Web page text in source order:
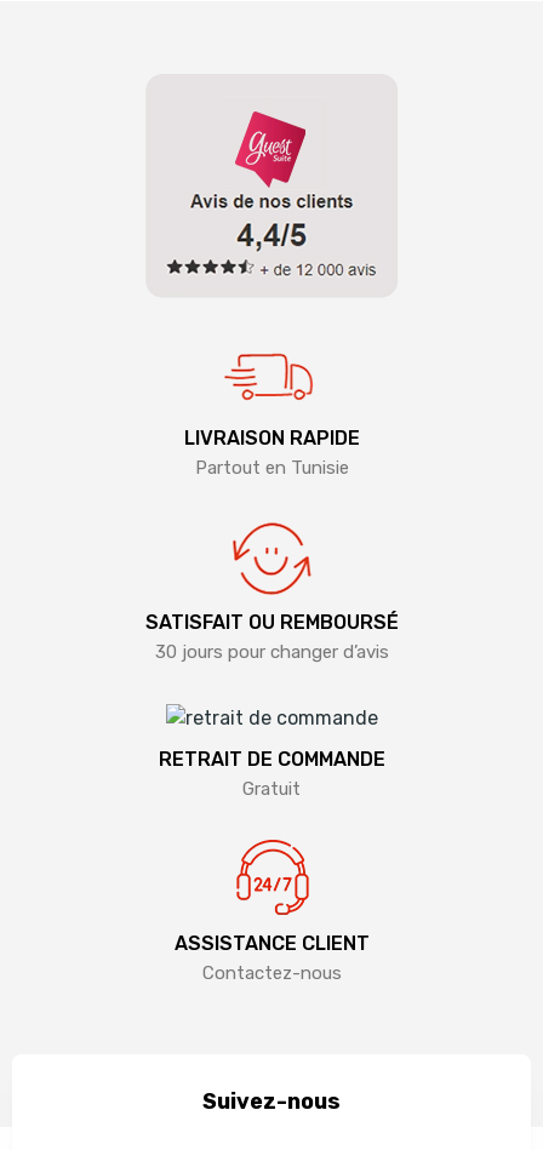
LIVRAISON RAPIDE
Partout en Tunisie
SATISFAIT OU REMBOURSÉ
30 jours pour changer d’avis
RETRAIT DE COMMANDE
Gratuit
ASSISTANCE CLIENT
Contactez-nous
Suivez-nous